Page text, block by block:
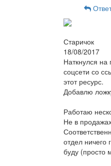
Старичок
18/08/2017
Наткнулся на
соцсети со
этот ресурс.
Добавлю
Работаю
Не в
отдел ничего
буду (просто